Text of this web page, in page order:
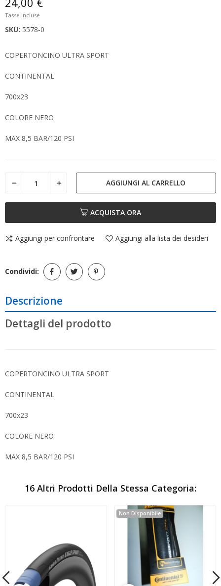
Tasse incluse
SKU: 5578-0
COPERTONCINO ULTRA SPORT
CONTINENTAL
700x23
COLORE NERO
MAX 8,5 BAR/120 PSI
AGGIUNGI AL CARRELLO
ACQUISTA ORA
Aggiungi per confrontare Aggiungi alla lista dei desideri
Condividi:
Descrizione
Dettagli del prodotto
COPERTONCINO ULTRA SPORT
CONTINENTAL
700x23
COLORE NERO
MAX 8,5 BAR/120 PSI
16 Altri Prodotti Della Stessa Categoria:
Non Disponibile